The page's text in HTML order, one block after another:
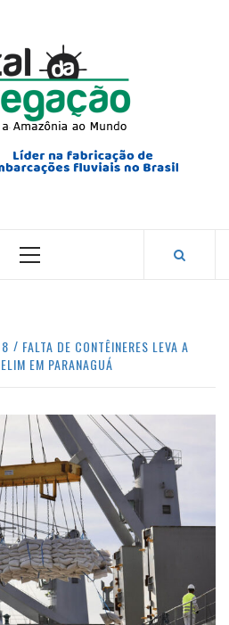
COM O MUNDO.
Primary
8
FALTA DE CONTÊINERES LEVA A
EM PARANAGUÁ